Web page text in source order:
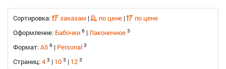
Сортировка: заказам | по цене |
по цене
Оформление: Бабочки 6 |Лаконичное 3
Формат:A5 6 | Personal 3
Страниц:4 3 | 10 3 | 12 3